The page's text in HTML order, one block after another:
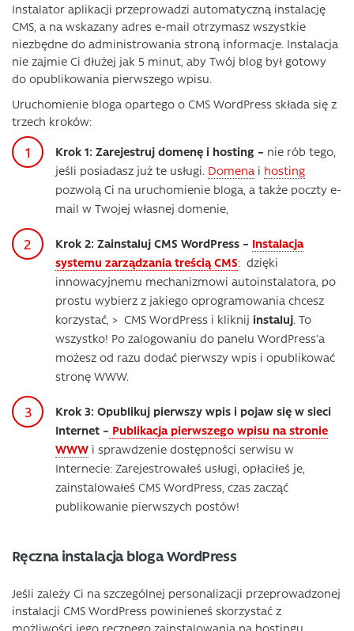
Instalator aplikacji przeprowadzi automatyczną instalację
CMS, a na wskazany adres e-mail otrzymasz wszystkie
niezbędne do administrowania stroną informacje. Instalacja
nie zajmie Ci dłużej jak 5 minut, aby Twój blog był gotowy
do opublikowania pierwszego wpisu.
Uruchomienie bloga opartego o CMS WordPress składa się z
trzech kroków:
Krok 1: Zarejestruj domenę i hosting – nie rób tego,
jeśli posiadasz już te usługi. Domena i hosting
pozwolą Ci na uruchomienie bloga, a także poczty e-
mail w Twojej własnej domenie,
Krok 2: Zainstaluj CMS WordPress – Instalacja
systemu zarządzania treścią CMS: dzięki
innowacyjnemu mechanizmowi autoinstalatora, po
prostu wybierz z jakiego oprogramowania chcesz
korzystać, > CMS WordPress i kliknij instaluj. To
wszystko! Po zalogowaniu do panelu WordPress’a
możesz od razu dodać pierwszy wpis i opublikować
stronę WWW.
Krok 3: Opublikuj pierwszy wpis i pojaw się w sieci
Internet – Publikacja pierwszego wpisu na stronie
WWW i sprawdzenie dostępności serwisu w
Internecie: Zarejestrowałeś usługi, opłaciłeś je,
zainstalowałeś CMS WordPress, czas zacząć
publikowanie pierwszych postów!
Ręczna instalacja bloga WordPress
Jeśli zależy Ci na szczególnej personalizacji przeprowadzonej
instalacji CMS WordPress powinieneś skorzystać z